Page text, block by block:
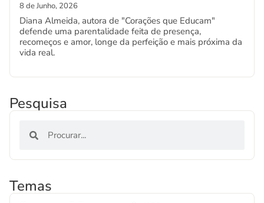
8 de Junho, 2026
Diana Almeida, autora de "Corações que Educam"
defende uma parentalidade feita de presença,
recomeços e amor, longe da perfeição e mais próxima da
vida real.
Pesquisa
Temas